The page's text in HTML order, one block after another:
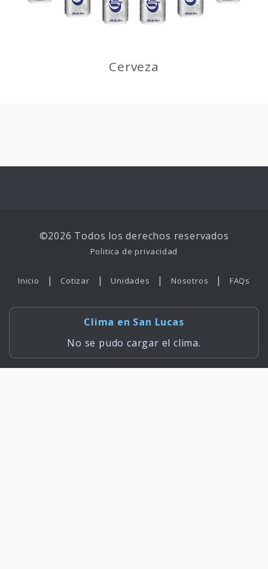
Cerveza
©2026 Todos los derechos reservados
Politica de privacidad
Inicio | Cotizar | Unidades | Nosotros | FAQs
Clima en San Lucas
No se pudo cargar el clima.